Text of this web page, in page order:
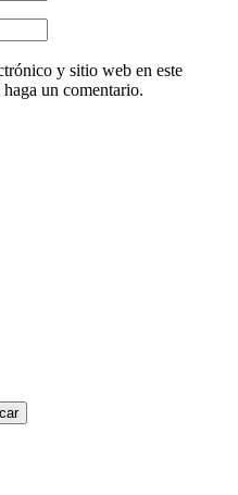
y sitio web en este
un comentario.